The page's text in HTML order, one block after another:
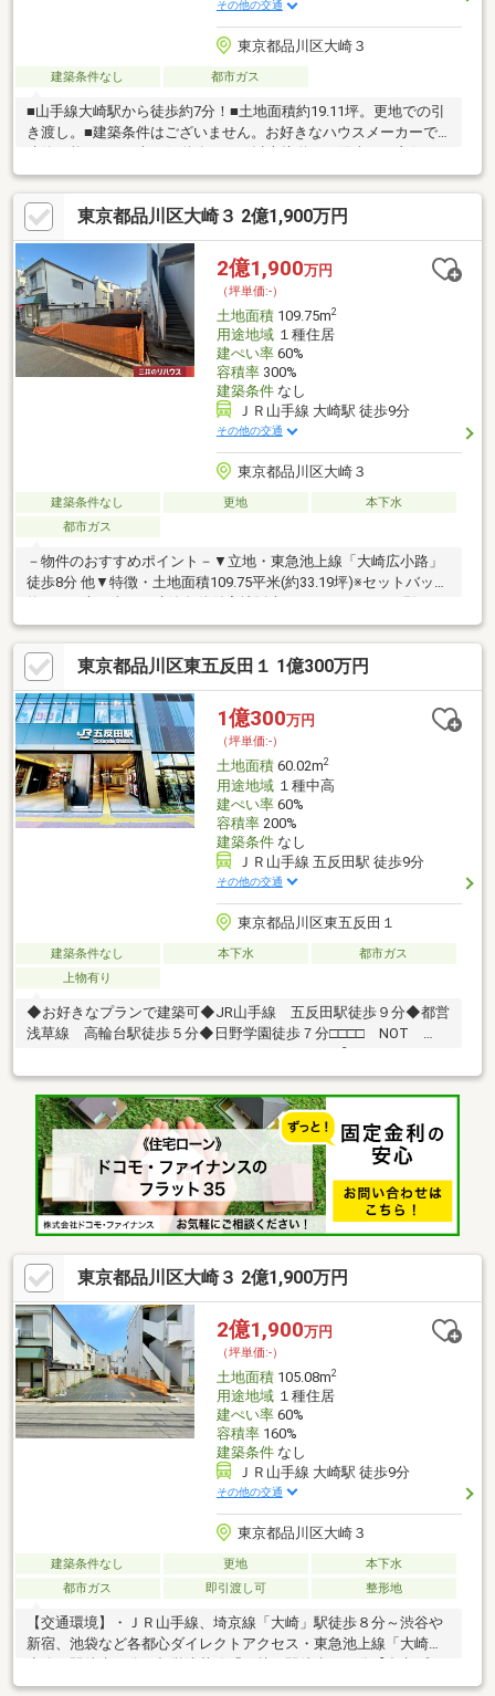
その他の交通
東京都品川区大崎３
建築条件なし 都市ガス
■山手線大崎駅から徒歩約7分！■土地面積約19.11坪。更地での引
き渡し。■建築条件はございません。お好きなハウスメーカーで
敷地。■北側隣地とは3ｍほどの高低差がある開放的な区画です。
■山手線を含む6路線3駅が徒歩圏内で通勤やおでかけラクラク！■
コンビニ徒歩約3分でちょっとしたお買い物に便利です。お問い合
わせお待ちしております。
東京都品川区大崎３ 2億1,900万円
2億1,900万円
（坪単価:-）
土地面積109.75m2
用途地域１種住居
建ぺい率60%
容積率300%
建築条件なし
ＪＲ山手線 大崎駅 徒歩9分
その他の交通
東京都品川区大崎３
建築条件なし 更地
本下水
都市ガス
－物件のおすすめポイント－▼立地・東急池上線「大崎広小路」
徒歩8分 他▼特徴・土地面積109.75平米(約33.19坪)※セットバック
地、プラン決定後はスムーズに建築へ移行可能・都市ガス対応
☆建物参考プラン詳細図面のご用意もありますのでお気軽にお問
い合わせくださいませ。▼周辺環境・ライフ大崎百反通店 徒歩6
分(約410m)・品川区立芳水小学校 徒歩5分(約340m)・わかば公園
徒歩5分(約380m)※容積率は前面道路幅員により160％に制限され
ます
東京都品川区東五反田１ 1億300万円
1億300万円
（坪単価:-）
土地面積60.02m2
用途地域１種中高
建ぺい率60%
容積率200%
建築条件なし
ＪＲ山手線 五反田駅 徒歩9分
その他の交通
東京都品川区東五反田１
建築条件なし 本下水
都市ガス
上物有り
◆お好きなプランで建築可◆JR山手線 五反田駅徒歩９分◆都営
浅草線 高輪台駅徒歩５分◆日野学園徒歩７分□□□□ NOT
OLD，BE CLASSIC. □□□□■ウォールメイトは【かかりつけの不
動産屋】として 徹底的にまで顧客主義を貫く事をお約束いたしま
す■都心エリアに特化した情報網を駆使し、最良の不動産をご提
案■住宅ローンシュミレーション無料相談会 毎日随時開催中■ウ
ォールメイトオリジナルの住宅購入・住替え等について 分かりや
すく解説したガイドブックをご希望者様に【無料プレゼント】～
弊社ホームページ～https://wallmate.co.jp/～
東京都品川区大崎３ 2億1,900万円
2億1,900万円
（坪単価:-）
土地面積105.08m2
用途地域１種住居
建ぺい率60%
容積率160%
建築条件なし
ＪＲ山手線 大崎駅 徒歩9分
その他の交通
東京都品川区大崎３
建築条件なし 更地
本下水
都市ガス
即引渡し可 整形地
【交通環境】・ＪＲ山手線、埼京線「大崎」駅徒歩８分～渋谷や
新宿、池袋など各都心ダイレクトアクセス・東急池上線「大崎広
ン】・２ＬＤＫ＆２Ｓ＆駐車場２台＆ＷＩＣ＆パントリー＆ＳＩ